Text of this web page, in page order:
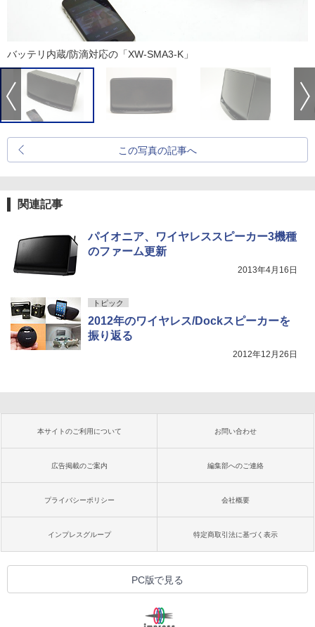
バッテリ内蔵/防滴対応の「XW-SMA3-K」
この写真の記事へ
関連記事
パイオニア、ワイヤレススピーカー3機種
のファーム更新
2013年4月16日
トピック
2012年のワイヤレス/Dockスピーカーを
振り返る
2012年12月26日
本サイトのご利用について お問い合わせ
広告掲載のご案内 編集部へのご連絡
プライバシーポリシー 会社概要
インプレスグループ 特定商取引法に基づく表示
PC版で見る